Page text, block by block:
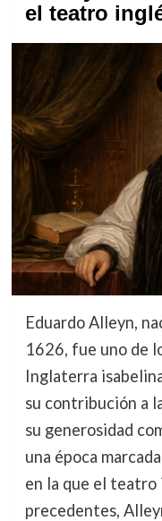
el teatro
Eduardo Alleyn,
1626, fue uno de
Inglaterra
su contribución a
su generosidad
una época
en la que el teatro
precedentes,